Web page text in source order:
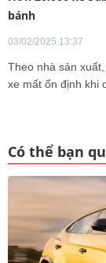
bánh
03/02/2025 13:37
Theo nhà sản
xe mất ổn định khi
Có thể bạn